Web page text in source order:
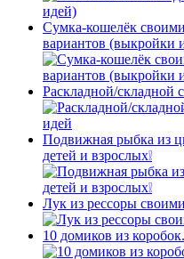
Сумка-кошелёк
вариантов (выкройки
Раскладной/складной
Подвижная рыбка из
детей и взрослых❕
Лук из рессоры
10 домиков из